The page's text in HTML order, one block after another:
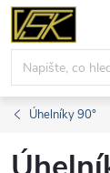
Přejít
obsah
Úhelníky 90°